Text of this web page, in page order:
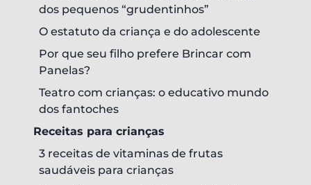
dos pequenos “grudentinhos”
O estatuto da criança e do adolescente
Por que seu filho prefere Brincar com
Panelas?
Teatro com crianças: o educativo mundo
dos fantoches
Receitas para crianças
3 receitas de vitaminas de frutas
saudáveis para crianças